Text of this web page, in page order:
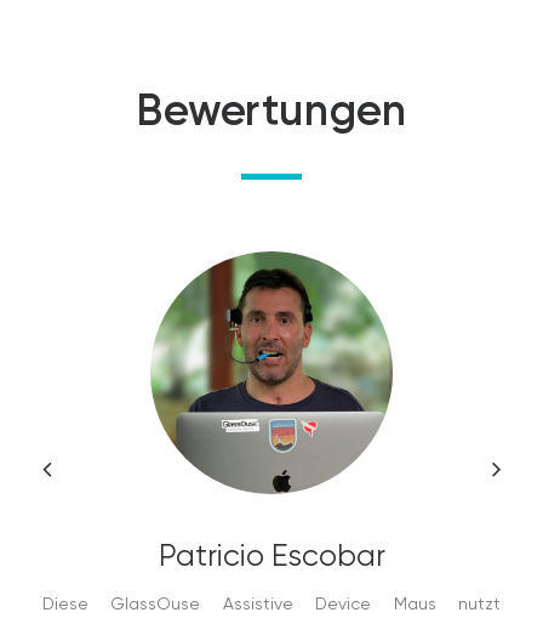
Bewertungen
Patricio Escobar
Diese GlassOuse Assistive Device Maus nutzt